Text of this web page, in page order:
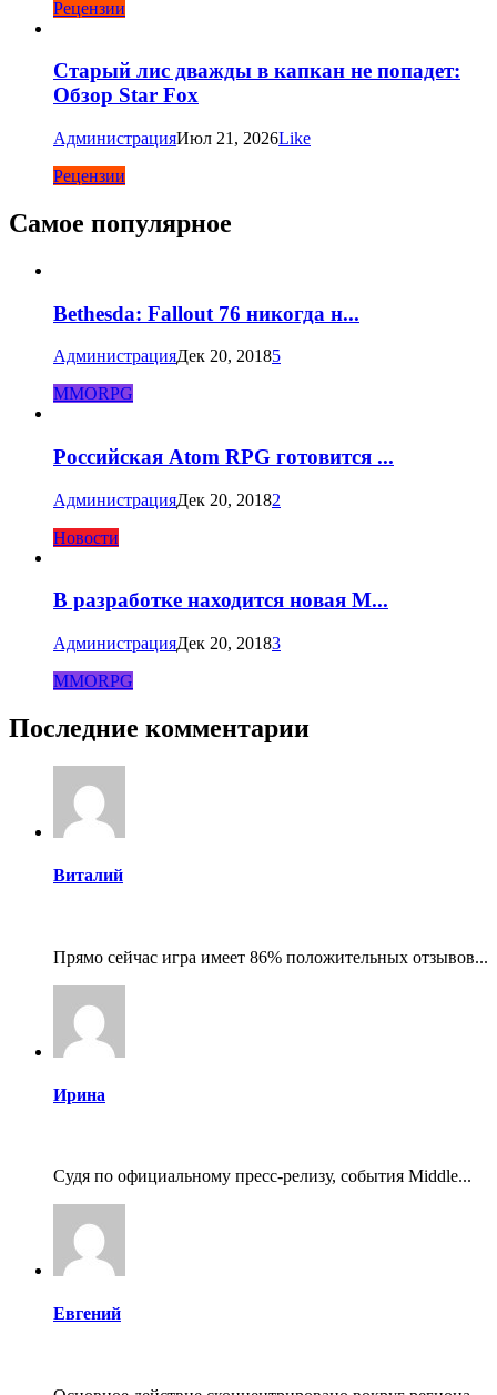
Рецензии
Старый лис дважды в капкан не попадет:
Обзор Star Fox
АдминистрацияИюл 21, 2026Like
Рецензии
Самое популярное
Bethesda: Fallout 76 никогда н...
АдминистрацияДек 20, 20185
MMORPG
Российская Atom RPG готовится ...
АдминистрацияДек 20, 20182
Новости
В разработке находится новая M...
АдминистрацияДек 20, 20183
MMORPG
Последние комментарии
Виталий
Прямо сейчас игра имеет 86% положительных отзывов...
Ирина
Судя по официальному пресс-релизу, события Middle...
Евгений